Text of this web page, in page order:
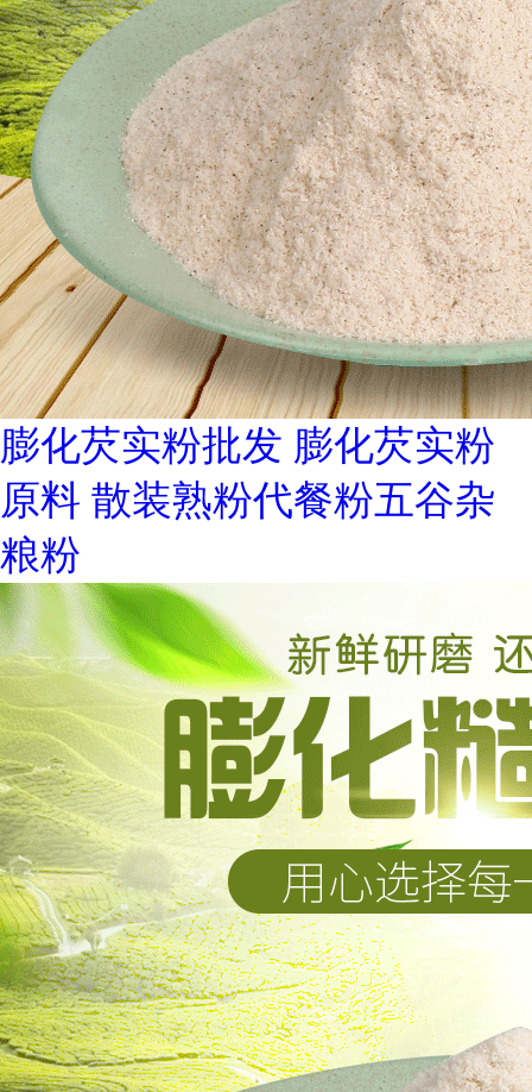
膨化芡实粉批发 膨化芡实粉
原料 散装熟粉代餐粉五谷杂
粮粉